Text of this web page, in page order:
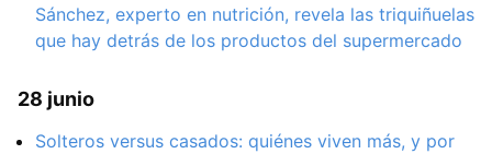
Sánchez, experto en nutrición, revela las triquiñuelas
que hay detrás de los productos del supermercado
28 junio
Solteros versus casados: quiénes viven más, y por